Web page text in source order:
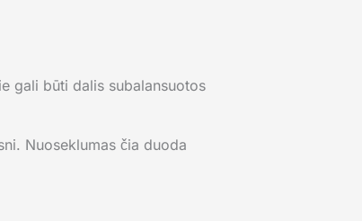
gali būti dalis subalansuotos
Nuoseklumas čia duoda